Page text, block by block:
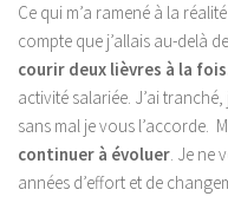
Ce qui m’a ramené à la
compte que j’allais au-delà
courir deux lièvres à la
activité salariée. J’ai tranché,
sans mal je vous l’accorde.
continuer à évoluer. Je ne
années d’effort et de